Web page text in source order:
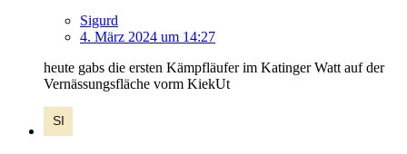
Sigurd
4. März 2024 um 14:27
heute gabs die ersten Kämpfläufer im Katinger Watt auf der
Vernässungsfläche vorm KiekUt